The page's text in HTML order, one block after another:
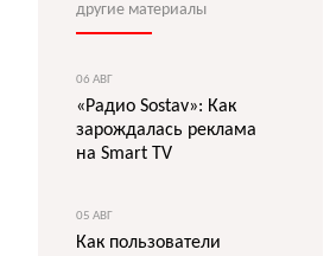
другие материалы
06 АВГ
«Радио Sostav»: Как
зарождалась реклама
на Smart TV
05 АВГ
Как пользователи